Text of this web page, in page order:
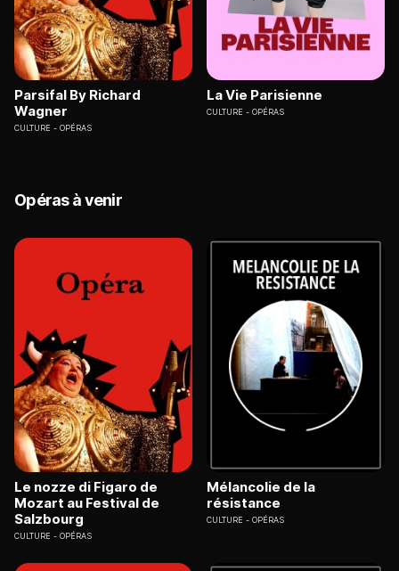
Parsifal By Richard
Wagner
CULTURE OPÉRAS
La Vie Parisienne
CULTURE OPÉRAS
Opéras à venir
Le nozze di Figaro de
Mozart au Festival de
Salzbourg
CULTURE OPÉRAS
Mélancolie de la
résistance
CULTURE OPÉRAS